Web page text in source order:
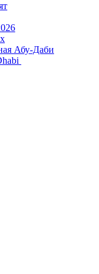
Абу-Даби